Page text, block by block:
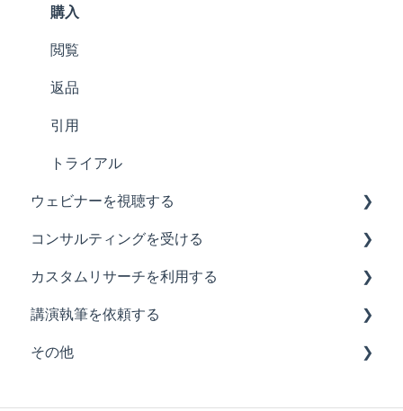
利用
購入
閲覧
返品
引用
トライアル
ウェビナーを視聴する
全般
事務書類
購入
視聴
コンサルティングを受ける
全般
カスタムリサーチを利用する
全般
講演執筆を依頼する
全般
その他